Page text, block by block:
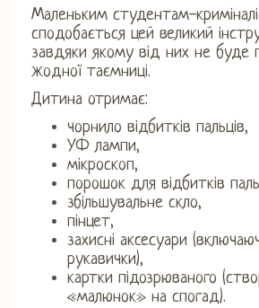
Маленьким студентам-
сподобається цей великий
завдяки якому від них не буде
жодної таємниці.
Дитина отримає:
чорнило відбитків пальців,
УФ лампи,
мікроскоп,
порошок для відбитків
збільшувальне скло,
пінцет,
захисні аксесуари
рукавички),
картки підозрюваного
«малюнок» на спогад).